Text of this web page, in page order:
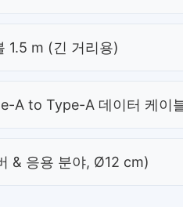
1.5 m (긴 거리용)
A to Type-A 데이터 케이
& 응용 분야, Ø12 cm)